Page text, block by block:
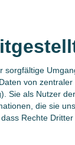
sorgfältige
von
Sie als Nutzer
die sie
Rechte Dritter